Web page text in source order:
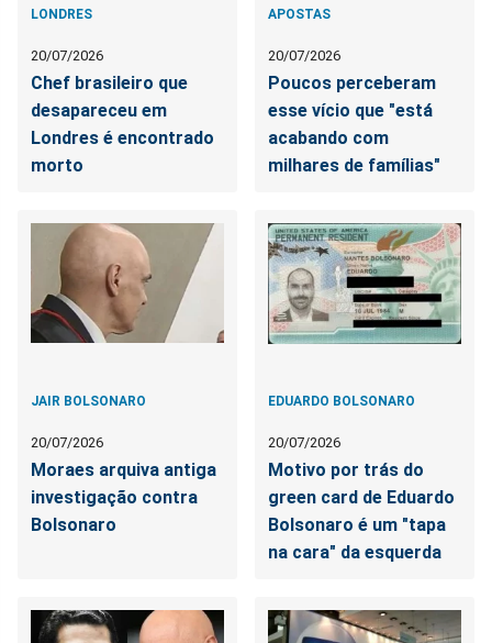
LONDRES
20/07/2026
Chef brasileiro que
desapareceu em
Londres é encontrado
morto
APOSTAS
20/07/2026
Poucos perceberam
esse vício que "está
acabando com
milhares de famílias"
JAIR BOLSONARO
20/07/2026
Moraes arquiva antiga
investigação contra
Bolsonaro
EDUARDO BOLSONARO
20/07/2026
Motivo por trás do
green card de Eduardo
Bolsonaro é um "tapa
na cara" da esquerda